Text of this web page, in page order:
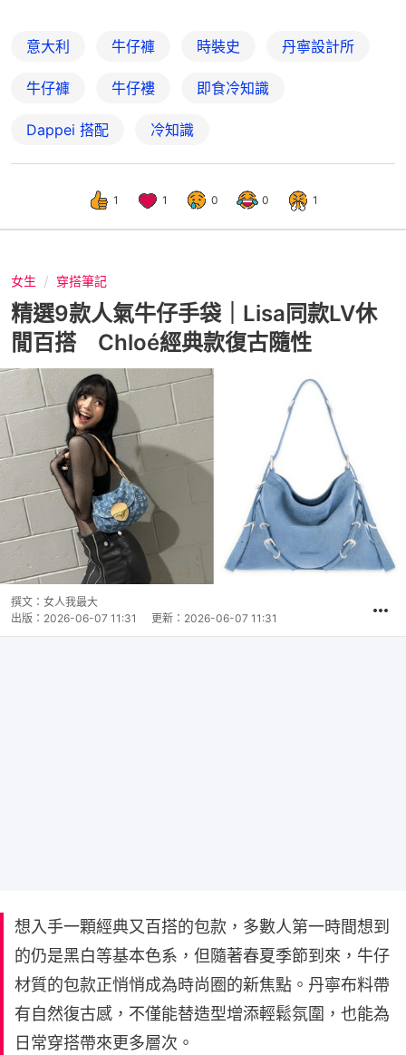
意大利 牛仔褲 時裝史 丹寧設計所
牛仔褲 牛仔褸 即食冷知識
Dappei 搭配 冷知識
1 1 0 0 1
女生 穿搭筆記
精選9款人氣牛仔手袋｜Lisa同款LV休
閒百搭 Chloé經典款復古隨性
撰文： 女人我最大
出版： 2026-06-07 11:31 更新： 2026-06-07 11:31
想入手一顆經典又百搭的包款，多數人第一時間想到
的仍是黑白等基本色系，但隨著春夏季節到來，牛仔
材質的包款正悄悄成為時尚圈的新焦點。丹寧布料帶
有自然復古感，不僅能替造型增添輕鬆氛圍，也能為
日常穿搭帶來更多層次。